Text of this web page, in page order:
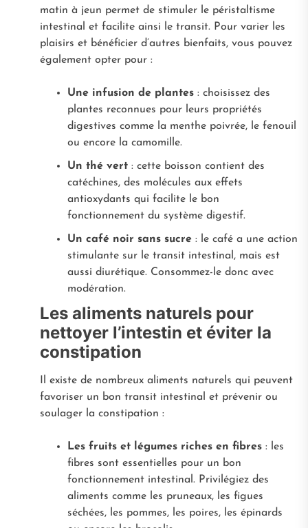
matin à jeun permet de stimuler le péristaltisme
intestinal et facilite ainsi le transit. Pour varier les
plaisirs et bénéficier d’autres bienfaits, vous pouvez
également opter pour :
Une infusion de plantes: choisissez des
plantes reconnues pour leurs propriétés
digestives comme la menthe poivrée, le fenouil
ou encore la camomille.
Un thé vert: cette boisson contient des
catéchines, des molécules aux effets
antioxydants qui facilite le bon
fonctionnement du système digestif.
Un café noir sans sucre: le café a une action
stimulante sur le transit intestinal, mais est
aussi diurétique. Consommez-le donc avec
modération.
Les aliments naturels pour
nettoyer l’intestin et éviter la
constipation
Il existe de nombreux aliments naturels qui peuvent
favoriser un bon transit intestinal et prévenir ou
soulager la constipation :
Les fruits et légumes riches en fibres: les
fibres sont essentielles pour un bon
fonctionnement intestinal. Privilégiez des
aliments comme les pruneaux, les figues
séchées, les pommes, les poires, les épinards